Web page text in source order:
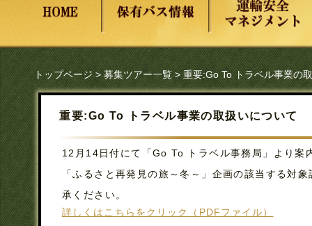
トップページ>募集ツアー一覧> 重要:Go To トラベル事業の
重要:Go To トラベル事業の取扱いについて
12月14日付にて「Go To トラベル事務局」より案
「ふるさと再発見の旅～冬～」企画の該当する対
承ください。
詳しくはこちらをクリック（PDFファイル）